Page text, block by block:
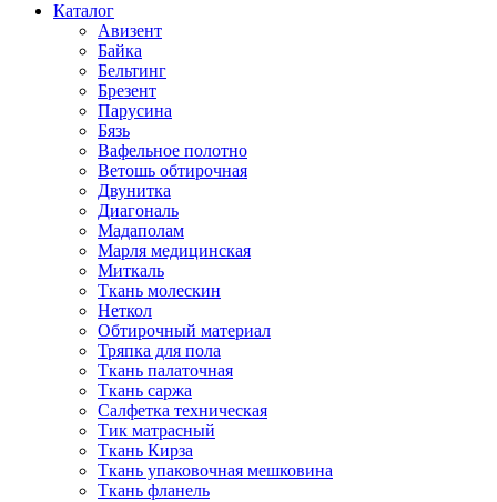
Каталог
Авизент
Байка
Бельтинг
Брезент
Парусина
Бязь
Вафельное полотно
Ветошь обтирочная
Двунитка
Диагональ
Мадаполам
Марля медицинская
Миткаль
Ткань молескин
Неткол
Обтирочный материал
Тряпка для пола
Ткань палаточная
Ткань саржа
Салфетка техническая
Тик матрасный
Ткань Кирза
Ткань упаковочная мешковина
Ткань фланель